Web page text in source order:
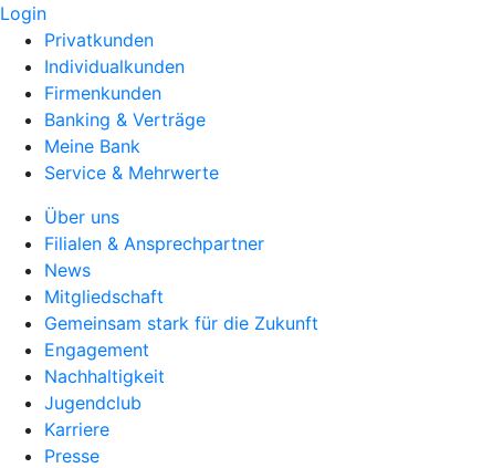
Login
Privatkunden
Individualkunden
Firmenkunden
Banking & Verträge
Meine Bank
Service & Mehrwerte
Über uns
Filialen & Ansprechpartner
News
Mitgliedschaft
Gemeinsam stark für die Zukunft
Engagement
Nachhaltigkeit
Jugendclub
Karriere
Presse